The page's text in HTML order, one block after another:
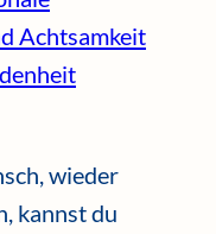
Achtsamkeit
wieder
kannst du